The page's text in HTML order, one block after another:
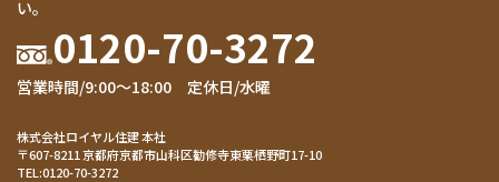
い。
0120-70-3272
営業時間/9:00～18:00 定休日/水曜
株式会社ロイヤル住建 本社
〒607-8211 京都府京都市山科区勧修寺東栗栖野町17-10
TEL:0120-70-3272